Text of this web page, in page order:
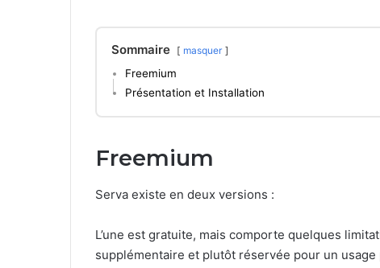
Sommaire masquer
Freemium
Présentation et Installation
Freemium
Serva existe en deux versions :
L’une est gratuite, mais comporte quelques
supplémentaire et plutôt réservée pour un